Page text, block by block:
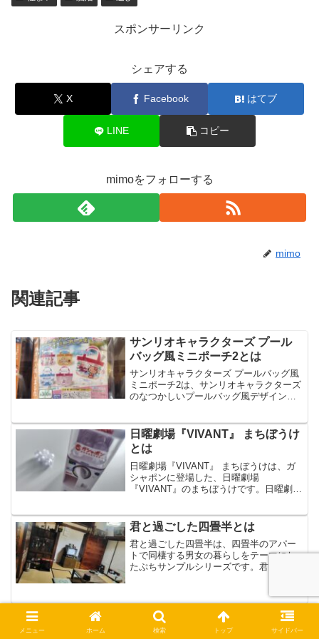
スポンサーリンク
シェアする
X Facebook はてブ
LINE コピー
mimoをフォローする
mimo
関連記事
サンリオキャラクターズ プール
バッグ風ミニポーチ2とは
サンリオキャラクターズ プールバッグ風
ミニポーチ2は、サンリオキャラクターズ
のなつかしいプールバッグ風デザインの
チ2は、全5種のラインナップで、全国の
ガシャポンやガチ...
日曜劇場『VIVANT』 まちぼうけ
とは
日曜劇場『VIVANT』 まちぼうけは、ガ
シャポンに登場した、日曜劇場
『VIVANT』のまちぼうけです。日曜劇場
今回は、日曜劇場『VIVANT』 まちぼう
けの...
君と過ごした四畳半とは
君と過ごした四畳半は、四畳半のアパー
トで同棲する男女の暮らしをテーマにし
たぷちサンプルシリーズです。君と過ご
アで、全8種のラインナップです。今回
は、君と過ごした四畳半の...
もちもちマスコット ハイキュー!!
vol.8とは
メニュー ホーム 検索 トップ サイドバー